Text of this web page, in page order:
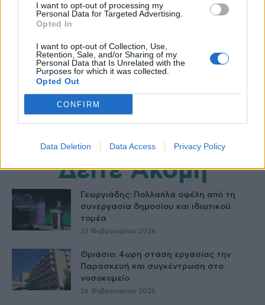
I want to opt-out of processing my
Personal Data for Targeted Advertising.
Opted In
I want to opt-out of Collection, Use,
Retention, Sale, and/or Sharing of my
Personal Data that Is Unrelated with the
Purposes for which it was collected.
Opted Out
CONFIRM
Data Deletion Data Access Privacy Policy
Βίκυ Καρατζαφέρη
Δείτε Ακόμη
Γεωργιάδης: Πολλαπλά οφέλη από τη
συνεργασία δημοσίου και ιδιωτικού
τομέα
27 Φεβρουαρίου 2026
Θριάσιο: 4ωρη στάση εργασίας την
Παρασκευή και συγκέντρωση στο
νοσοκομείο
26 Φεβρουαρίου 2026